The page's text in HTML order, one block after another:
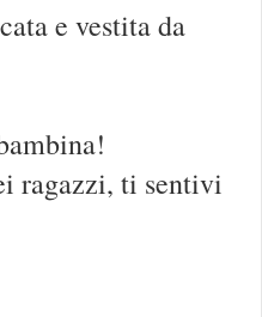
e vestita da
ragazzi, ti sentivi